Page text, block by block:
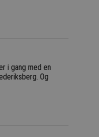
i gang med en
Og